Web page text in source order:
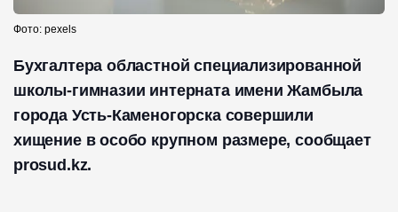
Фото: pexels
Бухгалтера областной специализированной
школы-гимназии интерната имени Жамбыла
города Усть-Каменогорска совершили
хищение в особо крупном размере, сообщает
prosud.kz.